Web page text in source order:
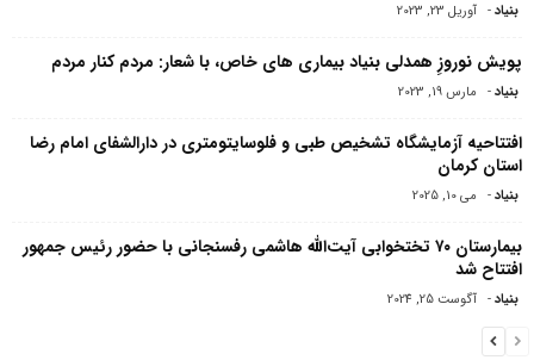
بنیاد- آوریل 23, 2023
پویش نوروزِ همدلی بنیاد بیماری های خاص، با شعار: مردم کنار مردم
بنیاد- مارس 19, 2023
افتتاحیه آزمایشگاه تشخیص طبی و فلوسایتومتری در دارالشفای امام رضا
استان کرمان
بنیاد- می 10, 2025
بیمارستان ۷۰ تختخوابی آیت‌الله هاشمی رفسنجانی با حضور رئیس جمهور
افتتاح شد
بنیاد- آگوست 25, 2024